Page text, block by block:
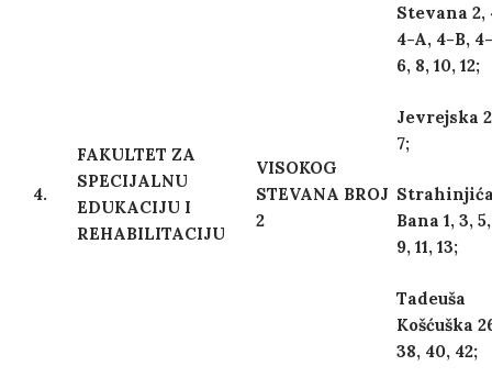
4.
FAKULTET ZA
SPECIJALNU
EDUKACIJU I
REHABILITACIJU
VISOKOG
STEVANA BROJ
2
Stevana 2,
4-A, 4-B,
6, 8, 10, 12;
Jevrejska
7;
Bana 1, 3,
9, 11, 13;
Tadeuša
Košćuška
38, 40, 42;